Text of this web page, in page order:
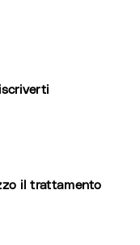
il trattamento